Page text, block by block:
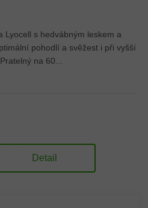
Lyocell s hedvábným leskem a
pohodlí a svěžest i při vyšší
na 60...
Kč Detail